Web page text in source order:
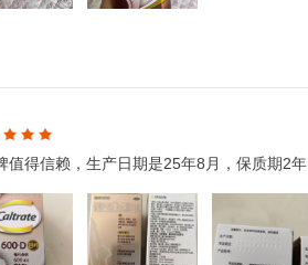
值得信赖，生产日期是25年8月，保质期2年